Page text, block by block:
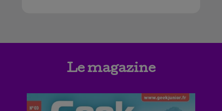
Le magazine